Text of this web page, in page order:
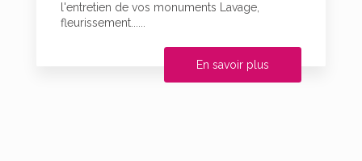
l'entretien de vos monuments Lavage,
fleurissement......
En savoir plus